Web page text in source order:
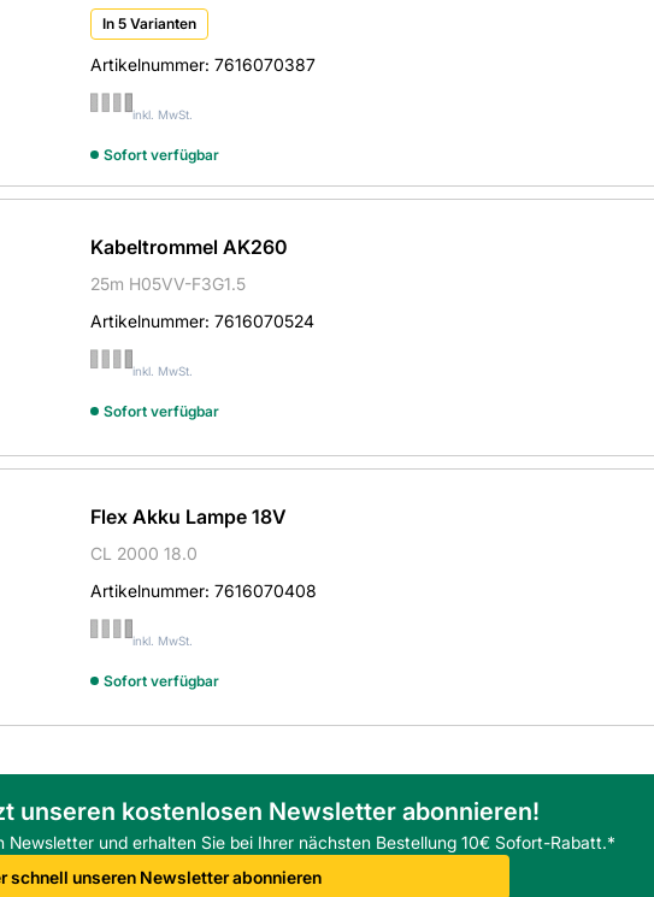
In 5 Varianten
Artikelnummer: 7616070387
inkl. MwSt.
Sofort verfügbar
Kabeltrommel AK260
25m H05VV-F3G1.5
Artikelnummer: 7616070524
inkl. MwSt.
Sofort verfügbar
Flex Akku Lampe 18V
CL 2000 18.0
Artikelnummer: 7616070408
inkl. MwSt.
Sofort verfügbar
unseren kostenlosen Newsletter abonnieren!
und erhalten Sie bei Ihrer nächsten Bestellung 10€ Sofort-Rabatt.*
schnell unseren Newsletter abonnieren